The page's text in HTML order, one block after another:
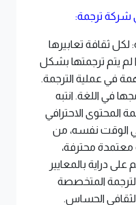
شركة ترجمة:
لكل ثقافة تعابيرها
لم يتم ترجمتها بشكل
في عملية الترجمة.
في اللغة. انتبه
المحتوى الاحترافي
الوقت نفسه، من
معتمدة محترفة،
دراية بالمعايير
المتخصصة
الحساس.